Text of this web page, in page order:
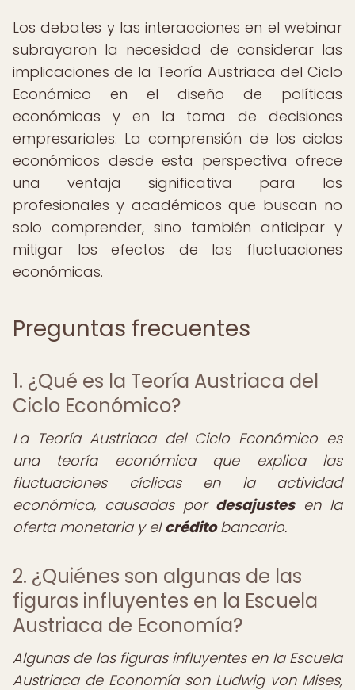
Los debates y las interacciones en el webinar
subrayaron la necesidad de considerar las
implicaciones de la Teoría Austriaca del Ciclo
Económico en el diseño de políticas
económicas y en la toma de decisiones
empresariales. La comprensión de los ciclos
económicos desde esta perspectiva ofrece
una ventaja significativa para los
profesionales y académicos que buscan no
solo comprender, sino también anticipar y
mitigar los efectos de las fluctuaciones
económicas.
Preguntas frecuentes
1. ¿Qué es la Teoría Austriaca del
Ciclo Económico?
La Teoría Austriaca del Ciclo Económico es
una teoría económica que explica las
fluctuaciones cíclicas en la actividad
económica, causadas por desajustesen la
oferta monetaria y elcréditobancario.
2. ¿Quiénes son algunas de las
figuras influyentes en la Escuela
Austriaca de Economía?
Algunas de las figuras influyentes en la Escuela
Austriaca de Economía son Ludwig von Mises,